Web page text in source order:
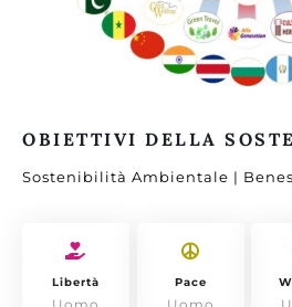
OBIETTIVI DELLA
Sostenibilità Ambientale |
Libertà Pace